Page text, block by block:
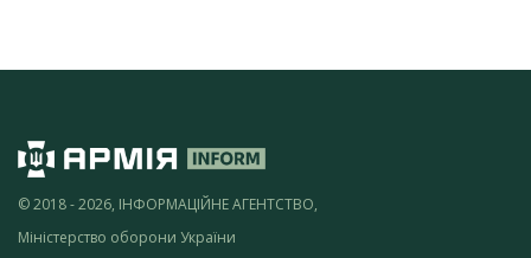
© 2018 - 2026, ІНФОРМАЦІЙНЕ АГЕНТСТВО,
Міністерство оборони України